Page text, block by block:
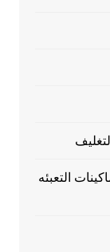
التعبئه